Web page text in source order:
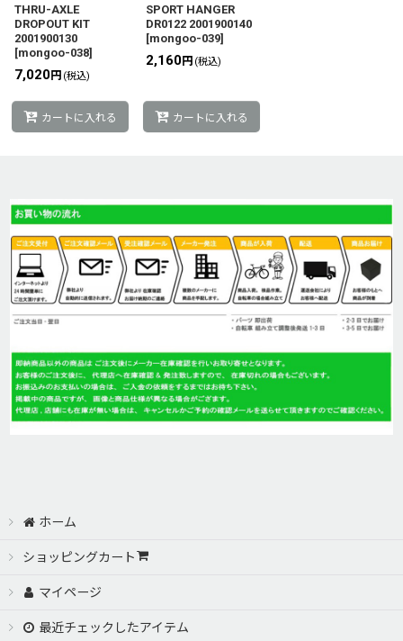
THRU-AXLE
DROPOUT KIT
2001900130
[mongoo-038]
7,020円 (税込)
カートに入れる
SPORT HANGER
DR0122 2001900140
[mongoo-039]
2,160円 (税込)
カートに入れる
ホーム
ショッピングカート
マイページ
最近チェックしたアイテム